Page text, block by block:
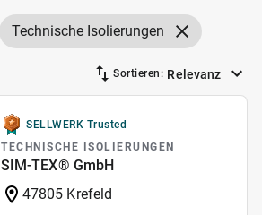
Technische Isolierungen
Sortieren: Relevanz
SELLWERK Trusted
TECHNISCHE ISOLIERUNGEN
SIM-TEX® GmbH
47805 Krefeld